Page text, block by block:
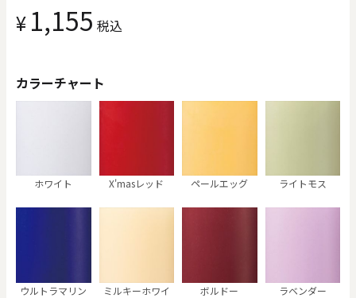
お買い物ガイド 企業情報 お知らせ お問い合わせ
¥ 1,155 税込
カラーチャート
ホワイト X'masレッド ペールエッグ ライトモス
ウルトラマリン
ミルキーホワイ
ボルドー ラベンダー